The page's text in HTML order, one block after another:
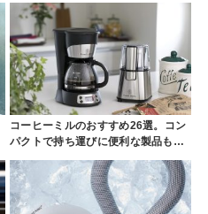
コーヒーミルのおすすめ26選。コン
パクトで持ち運びに便利な製品も…